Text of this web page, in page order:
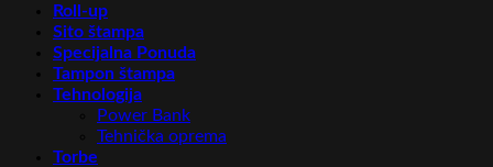
Roll-up
Sito štampa
Specijalna Ponuda
Tampon štampa
Tehnologija
Power Bank
Tehnička oprema
Torbe